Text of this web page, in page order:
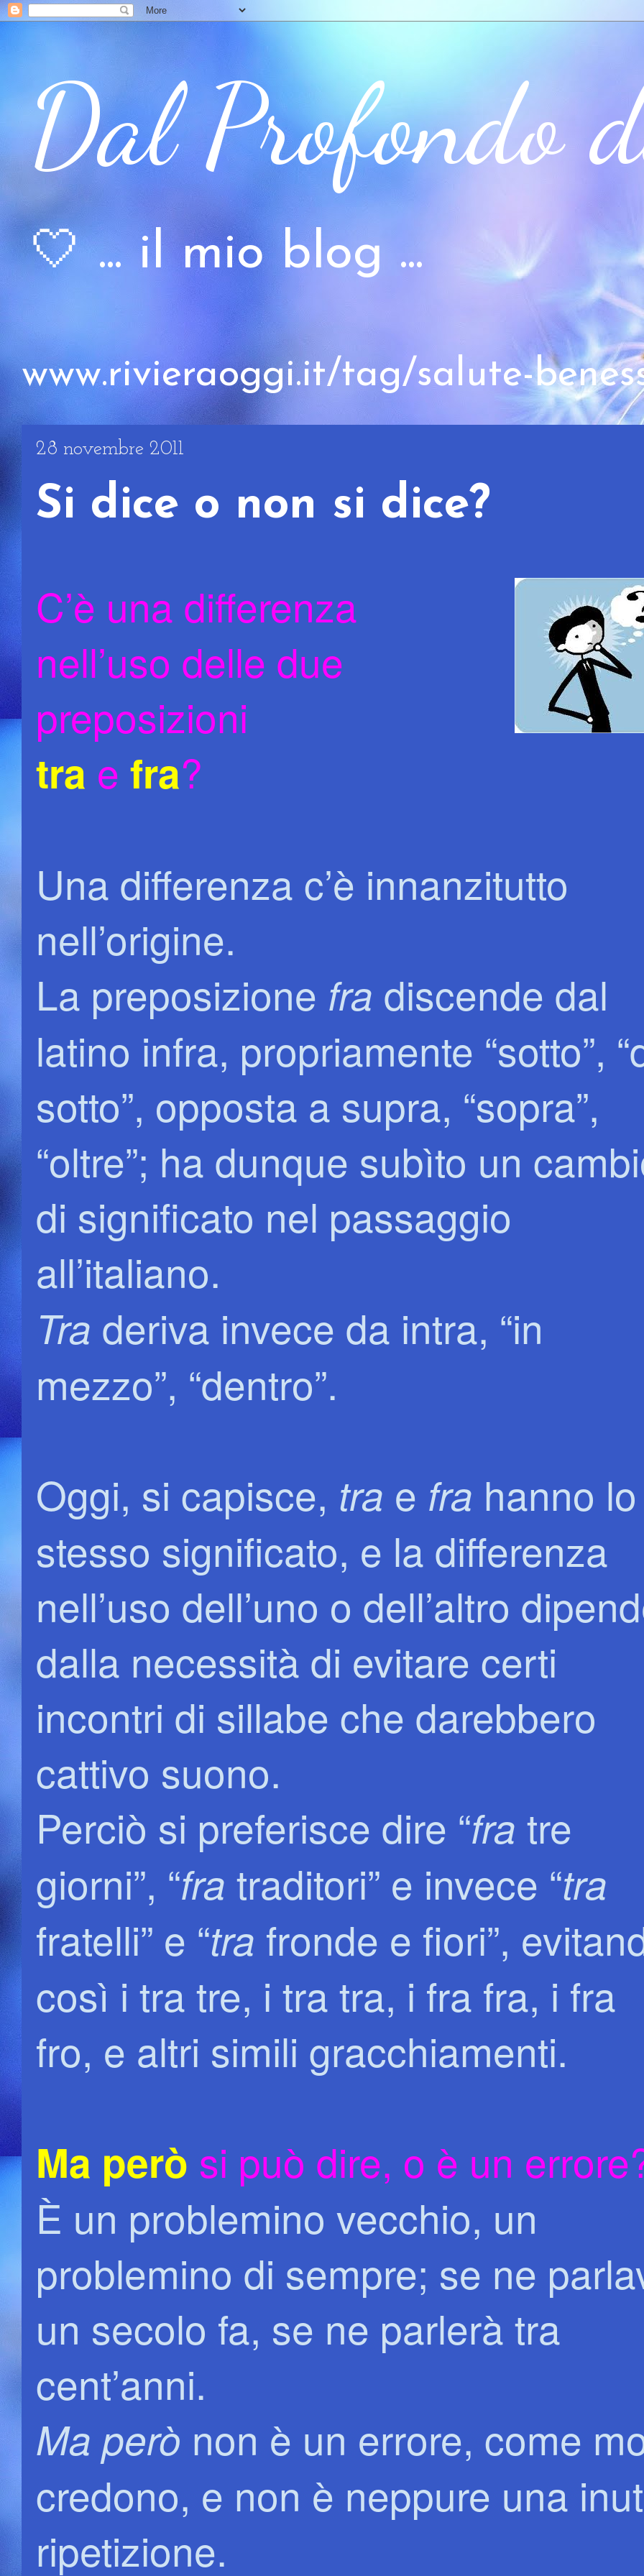
Dal Profondo
🤍 ... il mio blog ...
www.rivieraoggi.it/tag/salute-
28 novembre 2011
Si dice o non si dice?
C’è una differenza
nell’uso delle due
preposizioni
tra e fra?
Una differenza c’è innanzitutto
nell’origine.
La preposizione fra discende dal
latino infra, propriamente “sotto”,
sotto”, opposta a supra, “sopra”,
“oltre”; ha dunque subìto un
di significato nel passaggio
all’italiano.
Tra deriva invece da intra, “in
mezzo”, “dentro”.
Oggi, si capisce, tra e fra hanno lo
stesso significato, e la differenza
nell’uso dell’uno o dell’altro
dalla necessità di evitare certi
incontri di sillabe che darebbero
cattivo suono.
Perciò si preferisce dire “fra tre
giorni”, “fra traditori” e invece “tra
fratelli” e “tra fronde e fiori”,
così i tra tre, i tra tra, i fra fra, i fra
fro, e altri simili gracchiamenti.
Ma però si può dire, o è un
È un problemino vecchio, un
problemino di sempre; se ne
un secolo fa, se ne parlerà tra
cent’anni.
Ma però non è un errore, come
credono, e non è neppure una
ripetizione.